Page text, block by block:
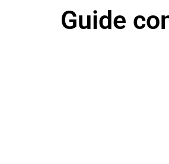
Guide